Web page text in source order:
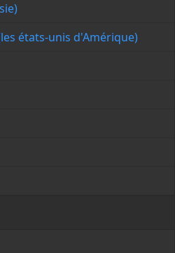
états-unis d'Amérique)